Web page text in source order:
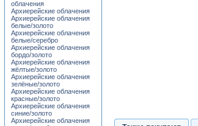
облачения
Архиерейские облачения
Архиерейские облачения
белые/золото
Архиерейские облачения
белые/серебро
Архиерейские облачения
бордо/золото
Архиерейские облачения
жёлтые/золото
Архиерейские облачения
зелёные/золото
Архиерейские облачения
красные/золото
Архиерейские облачения
синие/золото
Архиерейские облачения